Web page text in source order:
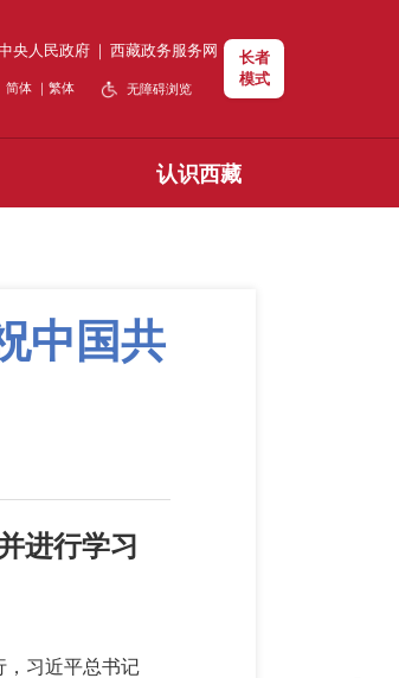
央人民政府 ｜ 西藏政务服务网
简体｜ 繁体 无障碍浏览
长者
模式
认识西藏
中国共
进行学习
，习近平总书记